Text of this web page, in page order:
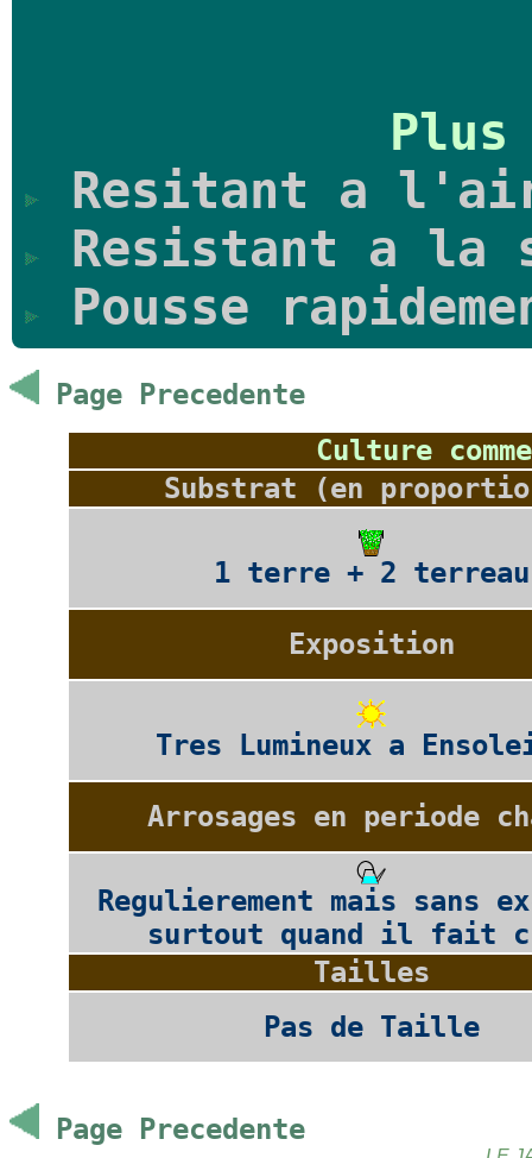
Resitant a
Resistant a la
Pousse
Page Precedente
Culture
Substrat (en
1 terre + 2 terreau
Exposition
Tres Lumineux a
Arrosages en periode
Regulierement mais sans
surtout quand il fait
Tailles
Pas de Taille
Page Precedente